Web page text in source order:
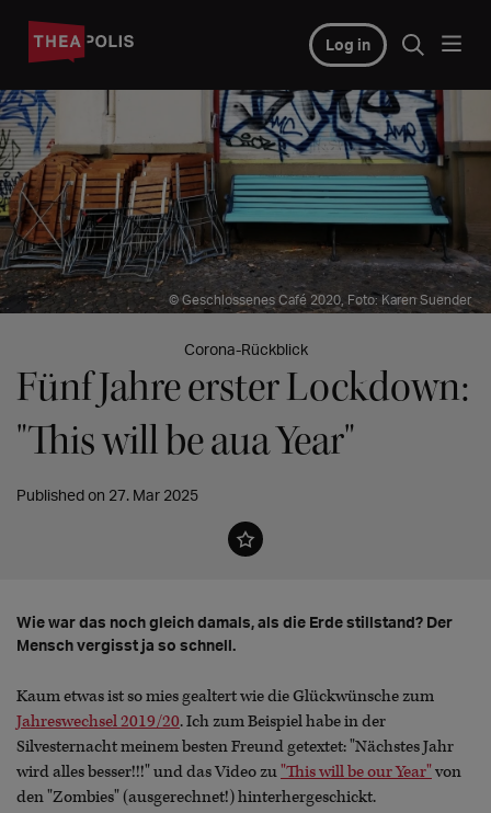
Log in
© Geschlossenes Café 2020, Foto: Karen Suender
Corona-Rückblick
Fünf Jahre erster Lockdown:
"This will be aua Year"
Published on 27. Mar 2025
Wie war das noch gleich damals, als die Erde stillstand? Der
Mensch vergisst ja so schnell.
Kaum etwas ist so mies gealtert wie die Glückwünsche zum
Jahreswechsel 2019/20. Ich zum Beispiel habe in der
Silvesternacht meinem besten Freund getextet: "Nächstes Jahr
wird alles besser!!!" und das Video zu"This will be our Year"von
den "Zombies" (ausgerechnet!) hinterhergeschickt.